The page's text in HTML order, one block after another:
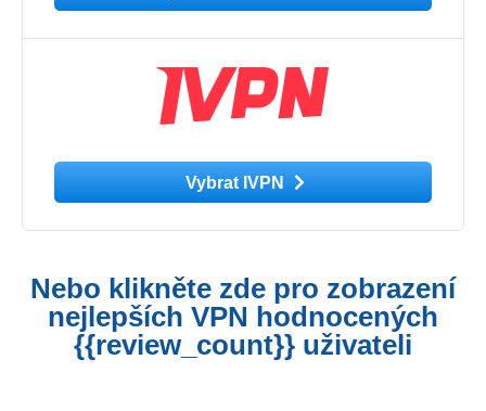
Vybrat IVPN
Nebo klikněte zde pro zobrazení
nejlepších VPN hodnocených
{{review_count}} uživateli